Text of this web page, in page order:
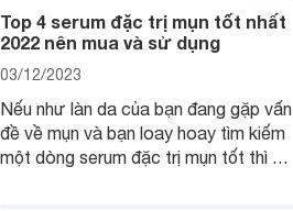
Top 4 serum đặc trị mụn tốt nhất
2022 nên mua và sử dụng
03/12/2023
Nếu như làn da của bạn đang gặp vấn
đề về mụn và bạn loay hoay tìm kiếm
một dòng serum đặc trị mụn tốt thì bài